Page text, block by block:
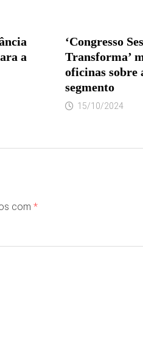
a
‘Congresso
Transforma’
oficinas sobre
segmento
15/10/2024
com *